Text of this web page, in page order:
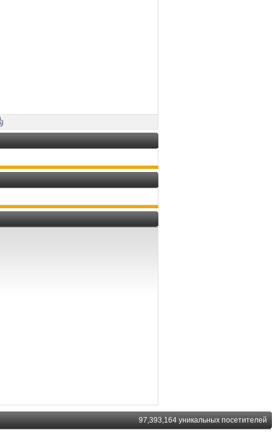
97,393,164 уникальных посетителей